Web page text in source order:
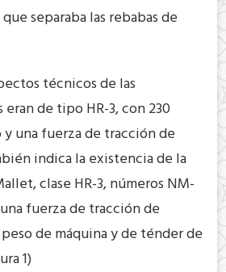
separaba las rebabas de
técnicos de las
de tipo HR-3, con 230
una fuerza de tracción de
indica la existencia de la
clase HR-3, números NM-
fuerza de tracción de
de máquina y de ténder de
1)